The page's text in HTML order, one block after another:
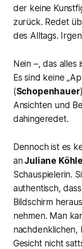
der keine
zurück. Redet
des Alltags.
Nein –, das alles
Es sind keine
(Schopenhauer
Ansichten und
dahingeredet.
Dennoch ist es
anJuliane
Schauspielerin.
authentisch,
Bildschirm
nehmen. Man
nachdenklichen,
Gesicht nicht